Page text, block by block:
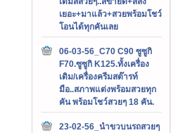
เยอะ+มาแล้ว+สวยพร้อมโชว์
โอนได้ทุกคันเลย
06-03-56_C70 C90 ซูซูกิ
F70.ซูซูกิ K125.ทั้งเครื่อง
เดิม/เครื่องครีมสต๊ารท์
มือ..สภาพแต่งพร้อมสวยทุก
คัน พร้อมโชว์สวยๆ 18 คัน.
23-02-56_นำขวบนรถสวยๆ